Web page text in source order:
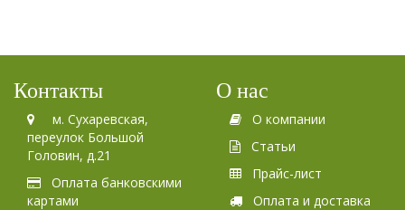
Контакты
м. Сухаревская,
переулок Большой
Головин, д.21
Оплата банковскими
картами
О нас
О компании
Статьи
Прайс-лист
Оплата и доставка